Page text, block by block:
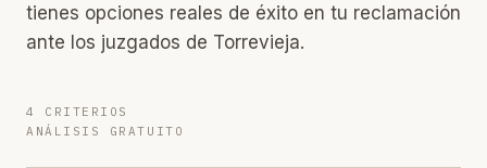
tienes opciones reales de éxito en tu reclamación
ante los juzgados de Torrevieja.
4 CRITERIOS
ANÁLISIS GRATUITO